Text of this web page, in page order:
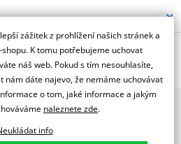
NINJA H2 SX
ve Španělsku. Vyrábí se ve městě
ploše 8 000 m² v objektu, který se
a kovových součástek. Již 40
a Liberci
zážitek z prohlížení našich stránek a
K tomu potřebujeme uchovat
náš web. Pokud s tím nesouhlasíte,
nám dáte najevo, že nemáme uchovávat
o tom, jaké informace a jakým
naleznete zde.
info